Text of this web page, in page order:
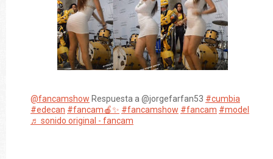
@fancamshow Respuesta a @jorgefarfan53 #cumbia
#edecan #fancam🍎✨ #fancamshow #fancam #model
♬ sonido original - fancam